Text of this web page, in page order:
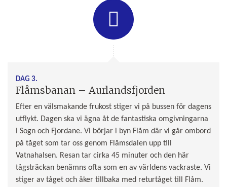
DAG 3.
Flåmsbanan – Aurlandsfjorden
Efter en välsmakande frukost stiger vi på bussen för dagens
utflykt. Dagen ska vi ägna åt de fantastiska omgivningarna
i Sogn och Fjordane. Vi börjar i byn Flåm där vi går ombord
på tåget som tar oss genom Flåmsdalen upp till
Vatnahalsen. Resan tar cirka 45 minuter och den här
tågsträckan benämns ofta som en av världens vackraste. Vi
stiger av tåget och åker tillbaka med returtåget till Flåm.